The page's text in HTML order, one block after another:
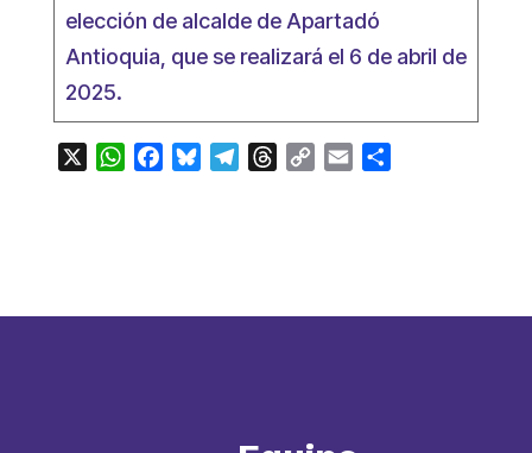
elección de alcalde de Apartadó
Antioquia, que se realizará el 6 de abril de
2025.
WhatsApp
Facebook
BlueskyTelegramThreads
Copy Email